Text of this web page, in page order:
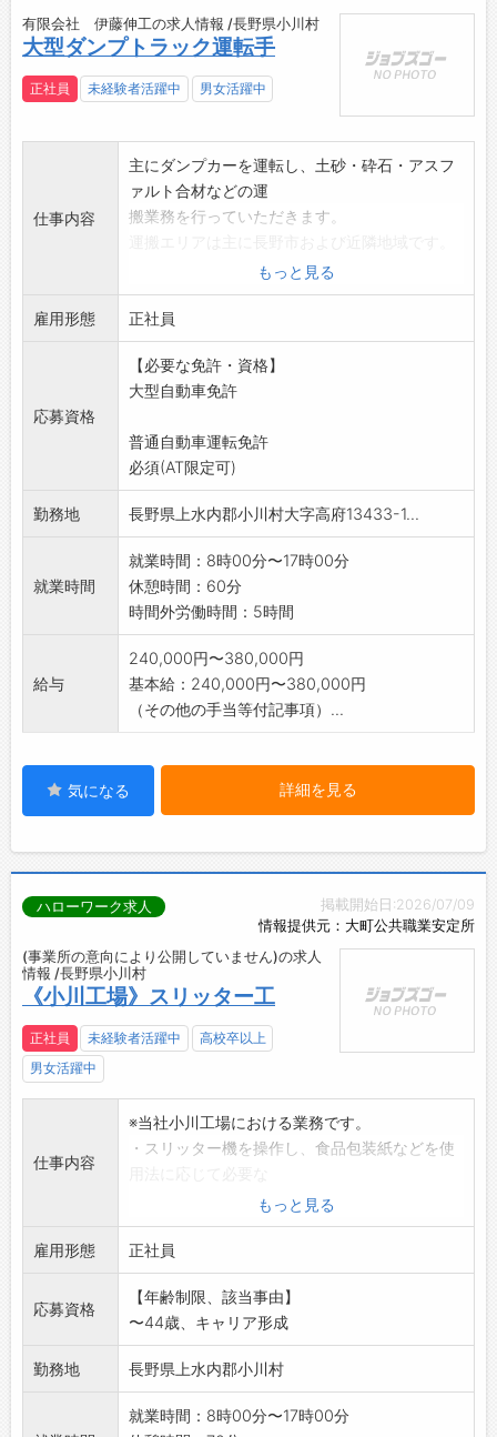
有限会社 伊藤伸工の求人情報 /長野県小川村
大型ダンプトラック運転手
正社員 未経験者活躍中 男女活躍中
仕事内容
主にダンプカーを運転し、土砂・砕石・アスフ
ァルト合材などの運
搬業務を行っていただきます。
現場と処分場・資材
置場間の運搬が中心となります。
車両の日常点検・洗車・簡単なメンテナンス作
業も行っていただき
ます。経験者は優遇いたします。
【変更範囲:変更なし】
もっと見る
雇用形態 正社員
応募資格
【必要な免許・資格】
大型自動車免許
普通自動車運転免許
必須(AT限定可)
勤務地 長野県上水内郡小川村大字高府13433-1...
就業時間
就業時間：8時00分〜17時00分
休憩時間：60分
時間外労働時間：5時間
給与
240,000円〜380,000円
基本給：240,000円〜380,000円
（その他の手当等付記事項）...
気になる 詳細を見る
掲載開始日:2026/07/09
情報提供元：大町公共職業安定所
ハローワーク求人
(事業所の意向により公開していません)の求人
情報 /長野県小川村
《小川工場》スリッター工
正社員 未経験者活躍中
高校卒以上
男女活躍中
仕事内容
※当社小川工場における業務です。
・スリッター機を操作し、食品包装紙などを使
幅に切断して、ロール状に巻き取っていく作
業です。
「変更範囲:会社の定める業務」
・おもに立ち仕事になります。
※応募の際はハローワークから紹介状の交付を
受けてください
もっと見る
雇用形態 正社員
応募資格
【年齢制限、該当事由】
〜44歳、キャリア形成
勤務地 長野県上水内郡小川村
就業時間：8時00分〜17時00分